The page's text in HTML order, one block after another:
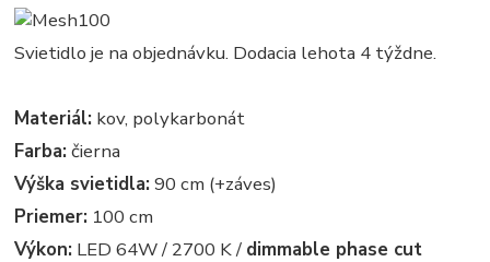
Svietidlo je na objednávku. Dodacia lehota 4 týždne.
Materiál: kov, polykarbonát
Farba: čierna
Výška svietidla: 90 cm (+záves)
Priemer: 100 cm
Výkon: LED 64W / 2700 K / dimmable phase cut